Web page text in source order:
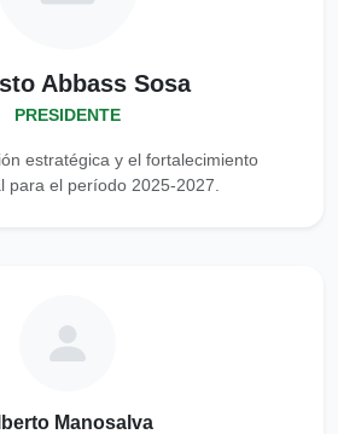
Abbass Sosa
PRESIDENTE
estratégica y el fortalecimiento
para el período 2025-2027.
Manosalva